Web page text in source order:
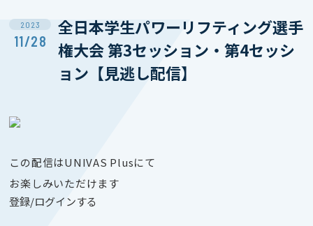
2023
11/28
全日本学生パワーリフティング選手
権大会 第3セッション・第4セッシ
ョン【見逃し配信】
この配信はUNIVAS Plusにて
お楽しみいただけます
登録/ログインする